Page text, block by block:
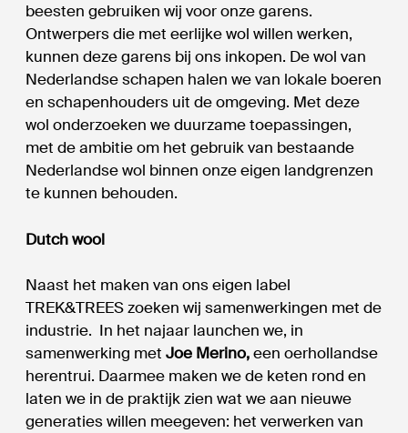
beesten gebruiken wij voor onze garens.
Ontwerpers die met eerlijke wol willen werken,
kunnen deze garens bij ons inkopen. De wol van
Nederlandse schapen halen we van lokale boeren
en schapenhouders uit de omgeving. Met deze
wol onderzoeken we duurzame toepassingen,
met de ambitie om het gebruik van bestaande
Nederlandse wol binnen onze eigen landgrenzen
te kunnen behouden.
Dutch wool
Naast het maken van ons eigen label
TREK&TREES zoeken wij samenwerkingen met de
industrie. In het najaar launchen we, in
samenwerking met Joe Merino,een oerhollandse
herentrui. Daarmee maken we de keten rond en
laten we in de praktijk zien wat we aan nieuwe
generaties willen meegeven: het verwerken van